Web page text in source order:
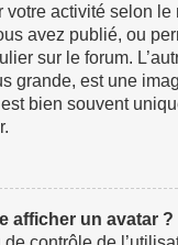
votre activité selon le
avez publié, ou
sur le forum.
grande, est une
bien souvent
afficher un avatar ?